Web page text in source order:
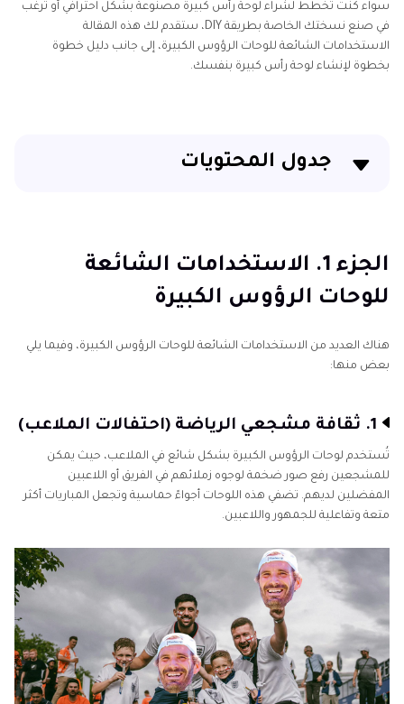
سواء كنت تخطط لشراء لوحة رأس كبيرة مصنوعة بشكل احترافي أو ترغب
في صنع نسختك الخاصة بطريقة DIY، ستقدم لك هذه المقالة
الاستخدامات الشائعة للوحات الرؤوس الكبيرة، إلى جانب دليل خطوة
بخطوة لإنشاء لوحة رأس كبيرة بنفسك.
جدول المحتويات
الجزء 2. كيفية صنع لوحة رأس كبيرة بنفسك
الجزء 3. تحسين الصور للحصول على لوحات رأس كبيرة
الجزء 4. الأسئلة الشائعة حول لوحات الرأس الكبيرة
الجزء 1. الاستخدامات الشائعة
للوحات الرؤوس الكبيرة
هناك العديد من الاستخدامات الشائعة للوحات الرؤوس الكبيرة، وفيما يلي
بعض منها:
1. ثقافة مشجعي الرياضة (احتفالات الملاعب)
تُستخدم لوحات الرؤوس الكبيرة بشكل شائع في الملاعب، حيث يمكن
للمشجعين رفع صور ضخمة لوجوه زملائهم في الفريق أو اللاعبين
المفضلين لديهم. تضفي هذه اللوحات أجواءً حماسية وتجعل المباريات أكثر
متعة وتفاعلية للجمهور واللاعبين.